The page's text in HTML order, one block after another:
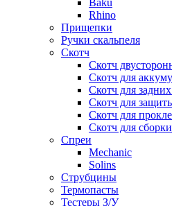
Baku
Rhino
Прищепки
Ручки скальпеля
Скотч
Скотч
Скотч для
Скотч для
Скотч для
Скотч для
Скотч для сборки
Спреи
Mechanic
Solins
Струбцины
Термопасты
Тестеры З/У